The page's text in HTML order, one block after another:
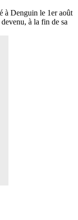
à Denguin le 1er août
à la fin de sa